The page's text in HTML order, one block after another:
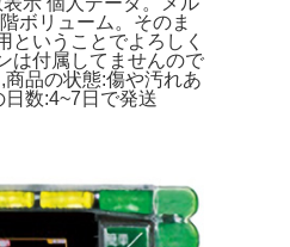
ボリューム。そのま
ということでよろしく
は付属してませんので
商品の状態:傷や汚れあ
日数:4~7日で発送